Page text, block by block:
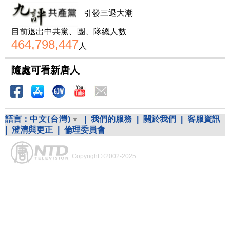
引發三退大潮
目前退出中共黨、團、隊總人數
464,798,447人
隨處可看新唐人
語言： 中文(台灣) 我們的服務 關於我們
客服資訊
澄清與更正 倫理委員會
Copyright ©2002-2025